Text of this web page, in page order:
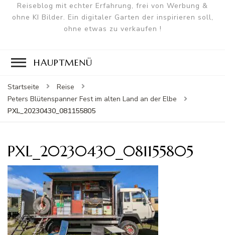
Reiseblog mit echter Erfahrung, frei von Werbung &
ohne KI Bilder. Ein digitaler Garten der inspirieren soll,
ohne etwas zu verkaufen !
HAUPTMENÜ
Startseite
Reise
Peters Blütenspanner Fest im alten Land an der Elbe
PXL_20230430_081155805
PXL_20230430_081155805